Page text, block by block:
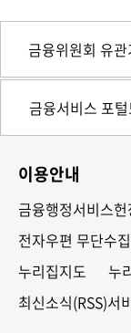
이용안내
금융행정서비스헌
전자우편 무단수
누리집지도
누
최신소식(RSS)서